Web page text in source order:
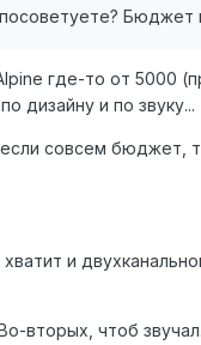
Бюджет
где-то от 5000
дизайну и по звуку...
совсем бюджет,
и
вторых, чтоб